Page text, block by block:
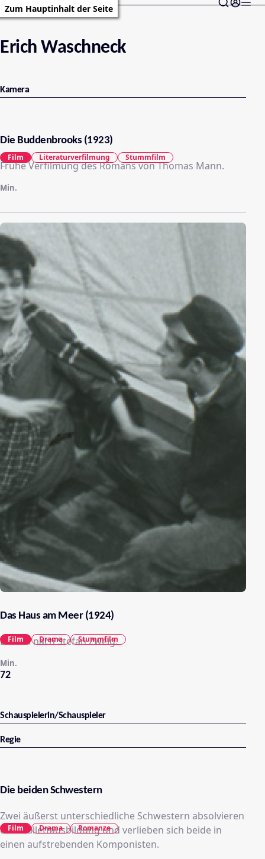
Zum Hauptinhalt der Seite
Erich Waschneck
Kamera
Die Buddenbrooks (1923)
Frühe Verfilmung des Romans von Thomas Mann.
Min.
Film Literaturverfilmung Stummfilm
Das Haus am Meer (1924)
Drama nach Stefan Zweig.
72
Min.
Film Drama Stummfilm
Schauspielerin/Schauspieler
Regie
Die beiden Schwestern
Zwei äußerst unterschiedliche Schwestern absolvieren
eine Ballettausbildung und verlieben sich beide in
einen aufstrebenden Komponisten.
Film Drama Romanze